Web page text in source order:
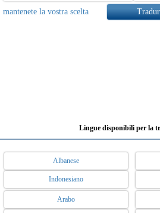
mantenete la vostra scelta
Lingue disponibili per la
Albanese
Indonesiano
Arabo